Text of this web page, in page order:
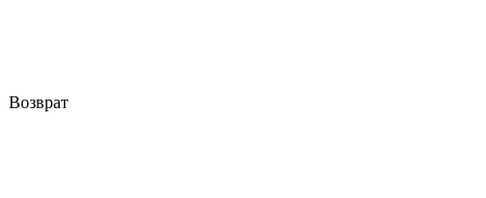
Возврат